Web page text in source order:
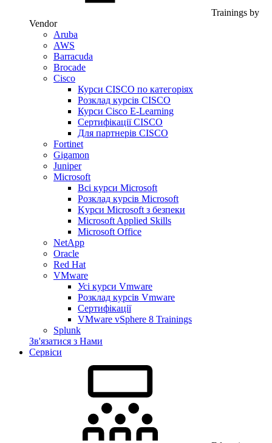
Trainings by
Vendor
Aruba
AWS
Barracuda
Brocade
Cisco
Курси CISCO по категоріях
Розклад курсів CISCO
Курси Cisco E-Learning
Сертифікації CISCO
Для партнерів CISCO
Fortinet
Gigamon
Juniper
Microsoft
Всі курси Microsoft
Розклад курсів Microsoft
Kyрси Microsoft з безпеки
Microsoft Applied Skills
Microsoft Office
NetApp
Oracle
Red Hat
VMware
Усі курси Vmware
Розклад курсів Vmware
Сертифікації
VMware vSphere 8 Trainings
Splunk
Зв'язатися з Нами
Сервіси